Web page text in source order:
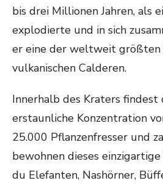
bis drei Millionen Jahren, als
explodierte und in sich
er eine der weltweit
vulkanischen Calderen.
Innerhalb des Kraters findest
erstaunliche Konzentration
25.000 Pflanzenfresser und
bewohnen dieses
du Elefanten, Nashörner,